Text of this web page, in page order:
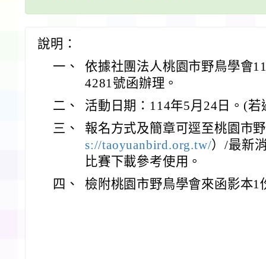
說明：
一、
依據社團法人桃園市野鳥學會
4281號函辦理。
二、
活動日期：114年5月24日。(
三、
報名方式及簡章可逕至桃園市
s://taoyuanbird.org.tw/）/最新
比賽下載參考使用。
四、
檢附桃園市野鳥學會來函影本1